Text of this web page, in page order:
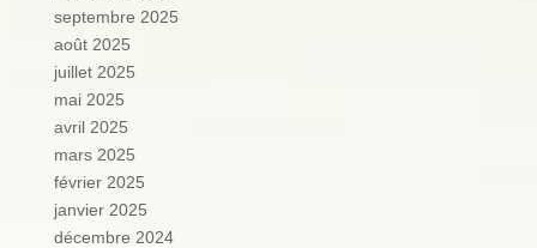
septembre 2025
août 2025
juillet 2025
mai 2025
avril 2025
mars 2025
février 2025
janvier 2025
décembre 2024